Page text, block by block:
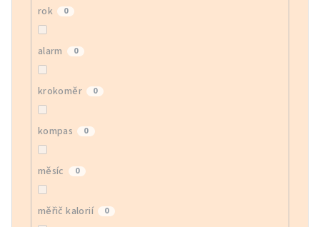
rok 0
alarm 0
krokoměr 0
kompas 0
měsíc 0
měřič kalorií 0